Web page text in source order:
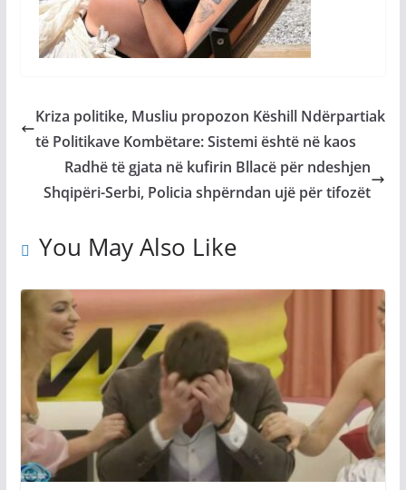
Kriza politike, Musliu propozon Këshill Ndërpartiak
të Politikave Kombëtare: Sistemi është në kaos
Radhë të gjata në kufirin Bllacë për ndeshjen
Shqipëri-Serbi, Policia shpërndan ujë për tifozët
You May Also Like